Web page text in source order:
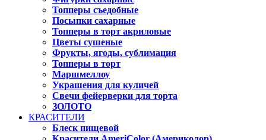
Топперы съедобные
Посыпки сахарные
Топперы в торт акриловые
Цветы сушеные
Фрукты, ягоды, сублимация
Топперы в торт
Маршмеллоу
Украшения для куличей
Свечи фейерверки для торта
ЗОЛОТО
КРАСИТЕЛИ
Блеск пищевой